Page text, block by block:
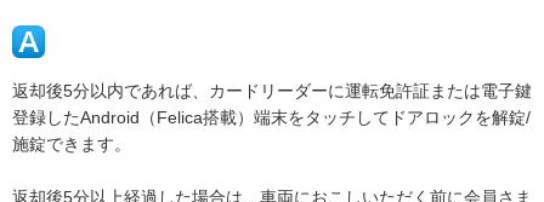
返却後5分以内であれば、カードリーダーに運転免許証または電子鍵
登録したAndroid（Felica搭載）端末をタッチしてドアロックを解錠/
施錠できます。
返却後5分以上経過した場合は、車両におこしいただく前に会員さま